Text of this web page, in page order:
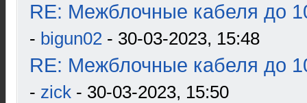
RE: Межблочные кабеля до
- bigun02 - 30-03-2023, 15:48
RE: Межблочные кабеля до
- zick - 30-03-2023, 15:50